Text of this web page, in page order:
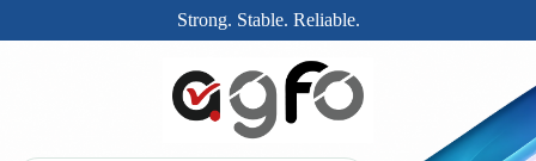
Strong. Stable. Reliable.